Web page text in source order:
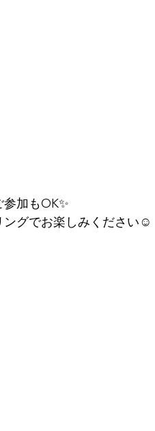
加もOK✨
ングでお楽しみください☺